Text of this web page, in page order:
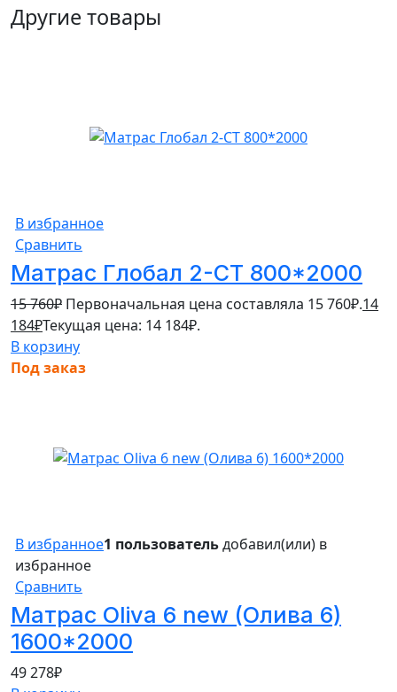
Другие товары
В избранное
Сравнить
Матрас Глобал 2-СТ 800*2000
15 760₽ Первоначальная цена составляла 15 760₽.14
184₽Текущая цена: 14 184₽.
В корзину
Под заказ
В избранное1 пользовательдобавил(или) в
избранное
Сравнить
Матрас Oliva 6 new (Олива 6)
1600*2000
49 278₽